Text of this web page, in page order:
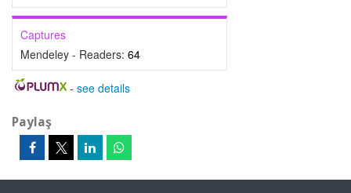
Captures
Mendeley - Readers: 64
- see details
Paylaş